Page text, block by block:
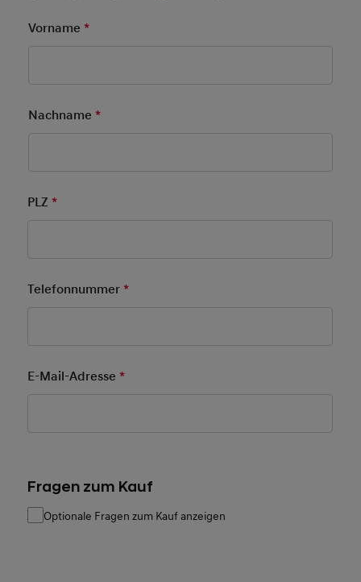
Vorname *Pflichtfeld
Nachname *Pflichtfeld
PLZ*
Telefonnummer*
E-Mail-Adresse*
Fragen zum Kauf
Optionale Fragen zum Kauf anzeigen